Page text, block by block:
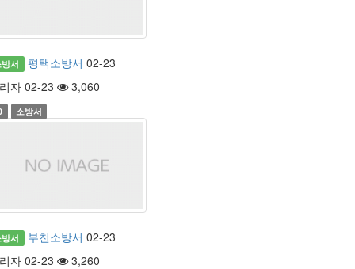
서 평택소방서 02-23
자 02-23
3,060
소방서
서 부천소방서 02-23
자 02-23
3,260